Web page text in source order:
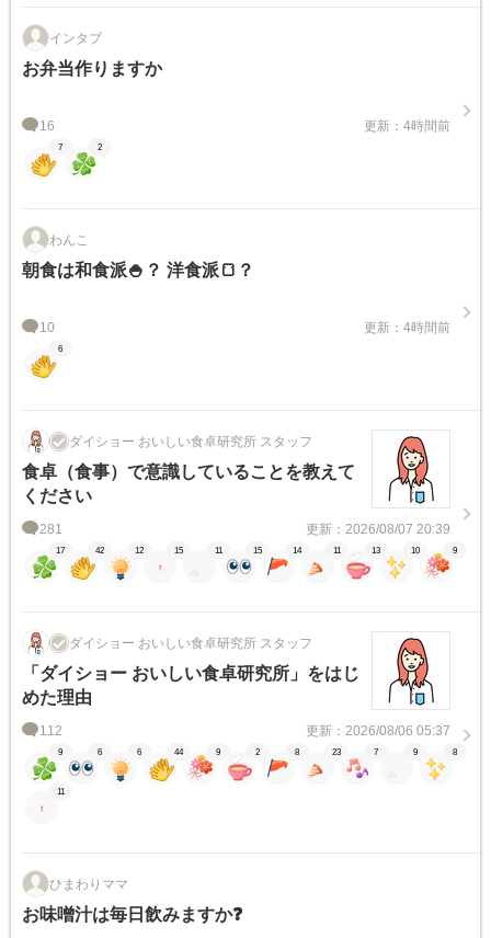
インタブ
お弁当作りますか
16 更新：4時間前
7 2
わんこ
朝食は和食派🍚？ 洋食派🍞？
10 更新：4時間前
6
ダイショー おいしい食卓研究所 スタッフ
食卓（食事）で意識していることを教えて
ください
281 更新：2026/08/07 20:39
17 42 12 15 11 15 14 11 13 10 9
ダイショー おいしい食卓研究所 スタッフ
「ダイショー おいしい食卓研究所」をはじ
めた理由
112 更新：2026/08/06 05:37
9 6 6 44 9 2 8 23 7 9 8
11
ひまわりママ
お味噌汁は毎日飲みますか❓